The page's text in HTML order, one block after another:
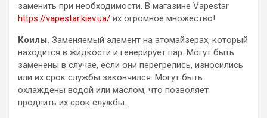
заменить при необходимости. В магазине Vapestar
https://vapestar.kiev.ua/ их огромное множество!
Коилы. Заменяемый элемент на атомайзерах, который
находится в жидкости и генерирует пар. Могут быть
заменены в случае, если они перегрелись, износились
или их срок службы закончился. Могут быть
охлаждены водой или маслом, что позволяет
продлить их срок службы.